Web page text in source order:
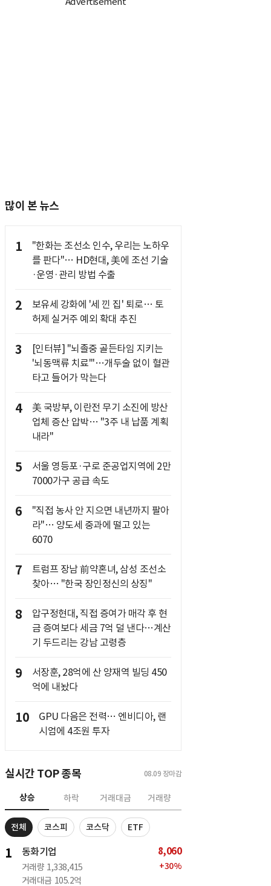
많이 본 뉴스
1
"한화는 조선소 인수, 우리는 노하우
를 판다"… HD현대, 美에 조선 기술
·운영·관리 방법 수출
2
보유세 강화에 '세 낀 집' 퇴로… 토
허제 실거주 예외 확대 추진
3
[인터뷰] "뇌졸중 골든타임 지키는
'뇌동맥류 치료'"…개두술 없이 혈관
타고 들어가 막는다
4
美 국방부, 이란전 무기 소진에 방산
업체 증산 압박… "3주 내 납품 계획
내라"
5
서울 영등포·구로 준공업지역에 2만
7000가구 공급 속도
6
"직접 농사 안 지으면 내년까지 팔아
라"… 양도세 중과에 떨고 있는
6070
7
트럼프 장남 前약혼녀, 삼성 조선소
찾아… "한국 장인정신의 상징"
8
압구정현대, 직접 증여가 매각 후 현
금 증여보다 세금 7억 덜 낸다…계산
기 두드리는 강남 고령층
9
서장훈, 28억에 산 양재역 빌딩 450
억에 내놨다
10
GPU 다음은 전력… 엔비디아, 랜
시엄에 4조원 투자
실시간 TOP 종목 08.09 장마감
상승 하락 거래대금 거래량
전체 코스피 코스닥 ETF
1 동화기업
거래량 1,338,415
거래대금 105.2억
8,060
+30%